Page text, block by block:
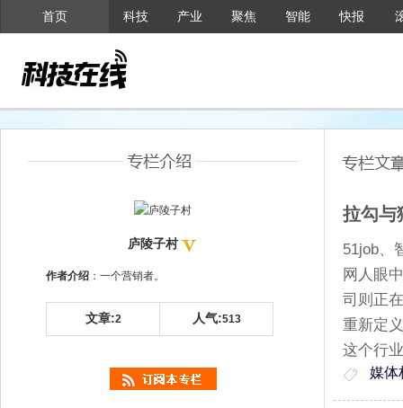
首页 科技 产业 聚焦 智能 快报
庐陵子村
作者介绍 ：一个营销者。
文章:2 人气:513
拉勾与
51job、
网人眼
司则正
重新定
这个行
媒体